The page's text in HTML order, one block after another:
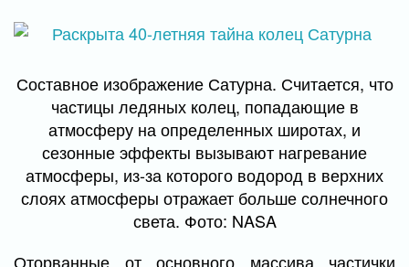
Составное изображение Сатурна. Считается, что
частицы ледяных колец, попадающие в
атмосферу на определенных широтах, и
сезонные эффекты вызывают нагревание
атмосферы, из-за которого водород в верхних
слоях атмосферы отражает больше солнечного
света. Фото: NASA
Оторванные от основного массива частички